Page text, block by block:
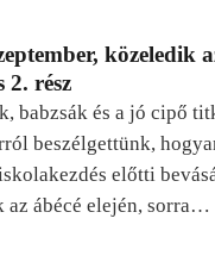
közeledik
2. rész
babzsák és a jó cipő
beszélgettünk,
előtti
az ábécé elején, sorra…